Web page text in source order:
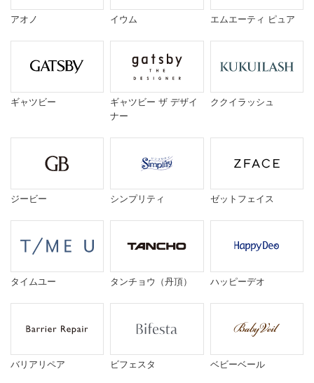
アオノ イウム エムエーティ ピュア
ギャツビー
ギャツビー ザ デザイ
ナー
ククイラッシュ
ジービー シンプリティ ゼットフェイス
タイムユー タンチョウ（丹頂） ハッピーデオ
バリアリペア ビフェスタ ベビーベール